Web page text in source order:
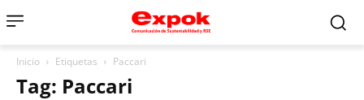
Inicio Etiquetas Paccari
Tag: Paccari